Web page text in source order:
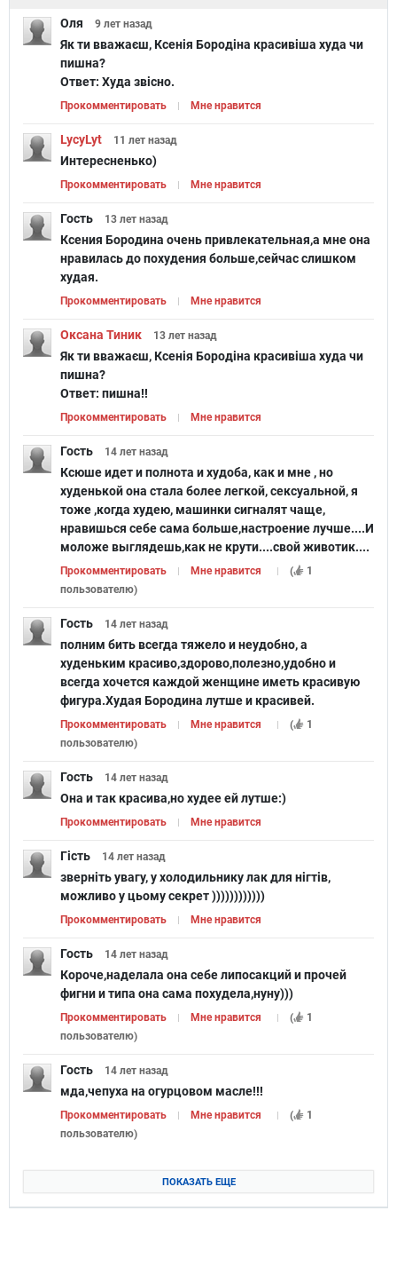
Оля 9 лет назад
Як ти вважаєш, Ксенія Бородіна красивіша худа чи
пишна?
Ответ: Худа звісно.
Прокомментировать Мне нравится
LycyLyt 11 лет назад
Интересненько)
Прокомментировать Мне нравится
Гость 13 лет назад
Ксения Бородина очень привлекательная,а мне она
нравилась до похудения больше,сейчас слишком
худая.
Прокомментировать Мне нравится
Оксана Тиник 13 лет назад
Як ти вважаєш, Ксенія Бородіна красивіша худа чи
пишна?
Ответ: пишна!!
Прокомментировать Мне нравится
Гость 14 лет назад
Ксюше идет и полнота и худоба, как и мне , но
худенькой она стала более легкой, сексуальной, я
тоже ,когда худею, машинки сигналят чаще,
нравишься себе сама больше,настроение лучше....И
моложе выглядешь,как не крути....свой животик....
Прокомментировать Мне нравится (
1
пользователю)
Гость 14 лет назад
полним бить всегда тяжело и неудобно, а
худеньким красиво,здорово,полезно,удобно и
всегда хочется каждой женщине иметь красивую
фигура.Худая Бородина лутше и красивей.
Прокомментировать Мне нравится (
1
пользователю)
Гость 14 лет назад
Она и так красива,но худее ей лутше:)
Прокомментировать Мне нравится
Гість 14 лет назад
зверніть увагу, у холодильнику лак для нігтів,
можливо у цьому секрет ))))))))))))
Прокомментировать Мне нравится
Гость 14 лет назад
Короче,наделала она себе липосакций и прочей
фигни и типа она сама похудела,нуну)))
Прокомментировать Мне нравится (
1
пользователю)
Гость 14 лет назад
мда,чепуха на огурцовом масле!!!
Прокомментировать Мне нравится (
1
пользователю)
ПОКАЗАТЬ ЕЩЕ